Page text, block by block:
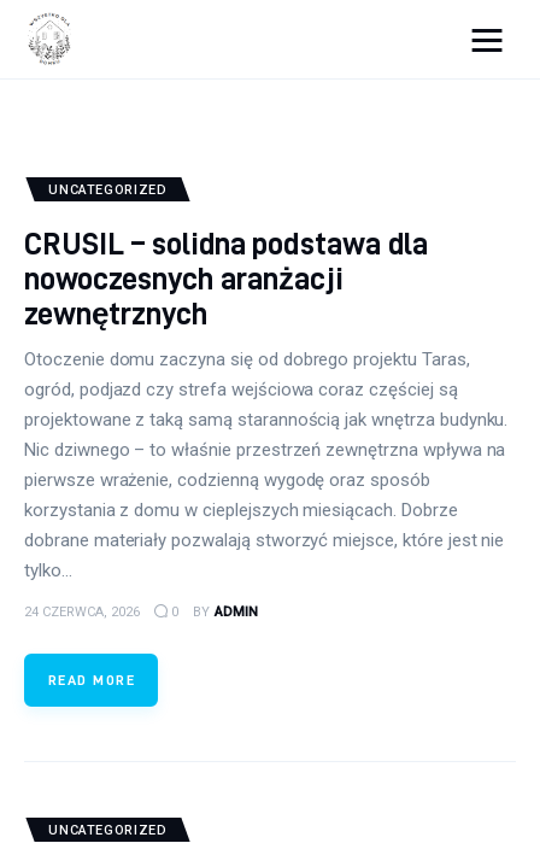
Porady budowlane
UNCATEGORIZED
CRUSIL – solidna podstawa dla
nowoczesnych aranżacji
zewnętrznych
Otoczenie domu zaczyna się od dobrego projektu Taras,
ogród, podjazd czy strefa wejściowa coraz częściej są
projektowane z taką samą starannością jak wnętrza budynku.
Nic dziwnego – to właśnie przestrzeń zewnętrzna wpływa na
pierwsze wrażenie, codzienną wygodę oraz sposób
korzystania z domu w cieplejszych miesiącach. Dobrze
dobrane materiały pozwalają stworzyć miejsce, które jest nie
tylko…
24 CZERWCA, 2026 0 BY ADMIN
READ MORE
UNCATEGORIZED